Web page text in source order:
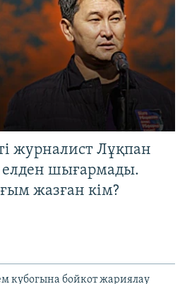
журналист Лұқпан
шығармады.
жазған кім?
кубогына бойкот жариялау